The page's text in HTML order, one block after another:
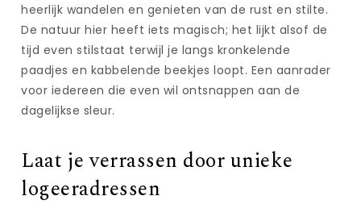
heerlijk wandelen en genieten van de rust en stilte.
De natuur hier heeft iets magisch; het lijkt alsof de
tijd even stilstaat terwijl je langs kronkelende
paadjes en kabbelende beekjes loopt. Een aanrader
voor iedereen die even wil ontsnappen aan de
dagelijkse sleur.
Laat je verrassen door unieke
logeeradressen